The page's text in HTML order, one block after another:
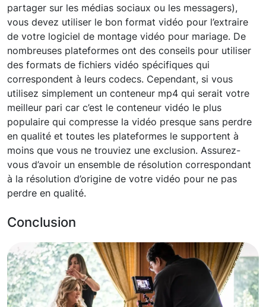
partager sur les médias sociaux ou les messagers),
vous devez utiliser le bon format vidéo pour l’extraire
de votre logiciel de montage vidéo pour mariage. De
nombreuses plateformes ont des conseils pour utiliser
des formats de fichiers vidéo spécifiques qui
correspondent à leurs codecs. Cependant, si vous
utilisez simplement un conteneur mp4 qui serait votre
meilleur pari car c’est le conteneur vidéo le plus
populaire qui compresse la vidéo presque sans perdre
en qualité et toutes les plateformes le supportent à
moins que vous ne trouviez une exclusion. Assurez-
vous d’avoir un ensemble de résolution correspondant
à la résolution d’origine de votre vidéo pour ne pas
perdre en qualité.
Conclusion